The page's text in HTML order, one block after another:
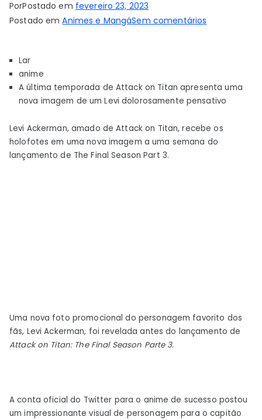
PorPostado em fevereiro 23, 2023
Postado emAnimes e MangáSem comentários
Attack
on
apresenta
Lar
anime
A última temporada de Attack on Titan apresenta uma
nova imagem de um Levi dolorosamente pensativo
Levi Ackerman, amado de Attack on Titan, recebe os
holofotes em uma nova imagem a uma semana do
lançamento de The Final Season Part 3.
Uma nova foto promocional do personagem favorito dos
fãs, Levi Ackerman, foi revelada antes do lançamento de
Attack on Titan: The Final Season Parte 3.
A conta oficial do Twitter para o anime de sucesso postou
um impressionante visual de personagem para o capitão